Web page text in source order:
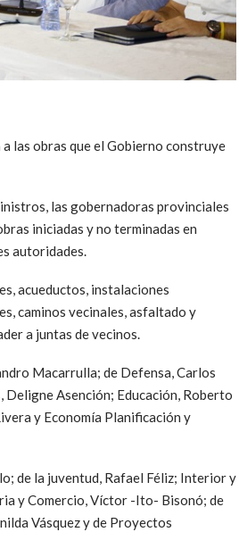
las obras que el Gobierno construye
las gobernadoras provinciales
iniciadas y no terminadas en
autoridades.
acueductos, instalaciones
caminos vecinales, asfaltado y
a juntas de vecinos.
Macarrulla; de Defensa, Carlos
Asención; Educación, Roberto
y Economía Planificación y
de la juventud, Rafael Féliz; Interior y
y Comercio, Víctor -Ito- Bisonó; de
Vásquez y de Proyectos